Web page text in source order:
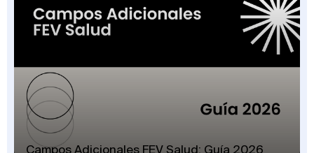
Campos Adicionales FEV Salud: Guía 2026